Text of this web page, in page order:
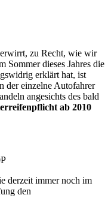
zu Recht, wie wir
Sommer dieses Jahres die
erklärt hat, ist
der einzelne Autofahrer
angesichts des bald
ab 2010
derzeit immer noch im
den